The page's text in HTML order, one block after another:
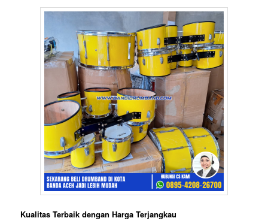
Kualitas Terbaik dengan Harga Terjangkau